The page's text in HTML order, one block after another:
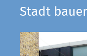
Stadt